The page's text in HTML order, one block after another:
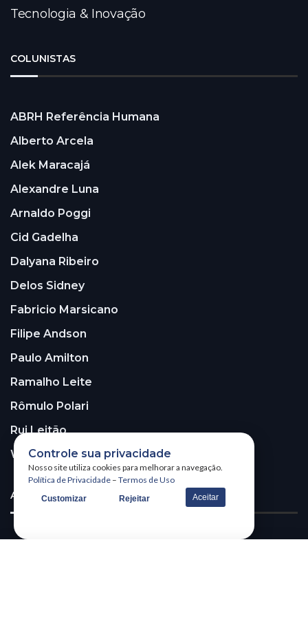
Tecnologia & Inovação
COLUNISTAS
ABRH Referência Humana
Alberto Arcela
Alek Maracajá
Alexandre Luna
Arnaldo Poggi
Cid Gadelha
Dalyana Ribeiro
Delos Sidney
Fabricio Marsicano
Filipe Andson
Paulo Amilton
Ramalho Leite
Rômulo Polari
Rui Leitão
Walter Santos
ASSINE A NOSSA NEWSLETTER!
Controle sua privacidade
Nosso site utiliza cookies para melhorar a navegação.
Política de Privacidade – Termos de Uso
Customizar Rejeitar Aceitar